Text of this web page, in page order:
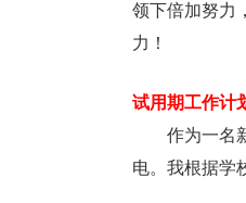
领下倍加努力
力！
试用期工作计
作为一名
电。我根据学